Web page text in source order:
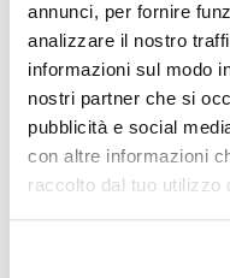
annunci, per fornire
analizzare il nostro
informazioni sul modo
nostri partner che si
pubblicità e social
con altre informazioni
raccolto dal tuo utilizzo
Stampa pagina
Caratteristiche
Capacità : x 1 kg
- Synonyms: 1-
- C16H34O
- M = 242,45 g/mol
- CAS [36653-82-4]
- EINECS-No.: 253-149-0
- Solub. in water: (20 ºC):
- Boiling point: ~ 355 ºC
Vedi di più